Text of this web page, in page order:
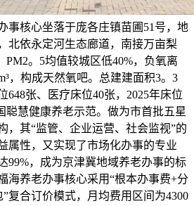
事核心坐落于庞各庄镇苗圃51号，地
北依永定河生态廊道，南接万亩梨
PM2。5均值较城区低40%，负氧离
，构成天然氧吧。总建建面积3。3
648张、医疗床位40张，2025年床位
聪慧健康养老示范。做为市首批五星
，其“监管、企业运营、社会监视”的
属性，又实现了市场化办事的专业
99%，成为京津冀地域养老办事的标
海养老办事核心采用“根本办事费+分
复合订价模式，月均费用区间为4300